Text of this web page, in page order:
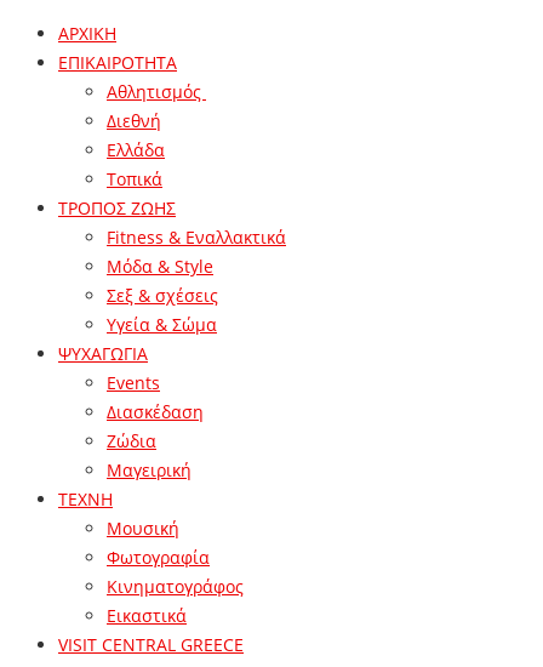
ΑΡΧΙΚΗ
ΕΠΙΚΑΙΡΟΤΗΤΑ
Αθλητισμός
Διεθνή
Ελλάδα
Τοπικά
ΤΡΟΠΟΣ ΖΩΗΣ
Fitness & Εναλλακτικά
Μόδα & Style
Σεξ & σχέσεις
Υγεία & Σώμα
ΨΥΧΑΓΩΓΙΑ
Events
Διασκέδαση
Ζώδια
Μαγειρική
ΤΕΧΝΗ
Μουσική
Φωτογραφία
Κινηματογράφος
Εικαστικά
VISIT CENTRAL GREECE